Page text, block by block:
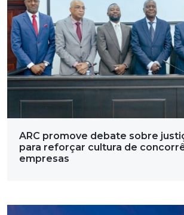
ARC promove debate sobre
para reforçar cultura de
empresas